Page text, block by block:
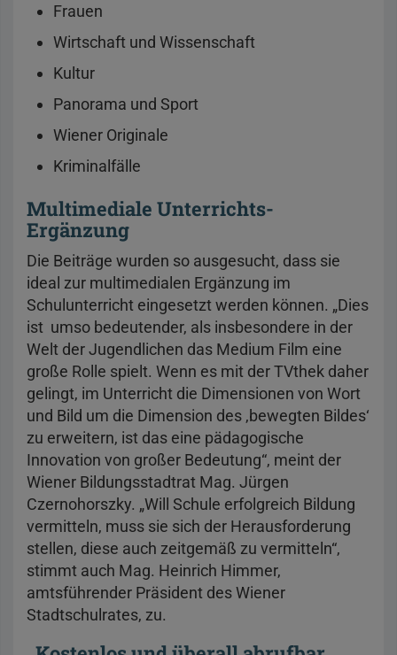
Frauen
Wirtschaft und Wissenschaft
Kultur
Panorama und Sport
Wiener Originale
Kriminalfälle
Multimediale Unterrichts-
Ergänzung
Die Beiträge wurden so ausgesucht, dass sie
ideal zur multimedialen Ergänzung im
Schulunterricht eingesetzt werden können. „Dies
ist umso bedeutender, als insbesondere in der
Welt der Jugendlichen das Medium Film eine
große Rolle spielt. Wenn es mit der TVthek daher
gelingt, im Unterricht die Dimensionen von Wort
und Bild um die Dimension des ‚bewegten Bildes‘
zu erweitern, ist das eine pädagogische
Innovation von großer Bedeutung“, meint der
Wiener Bildungsstadtrat Mag. Jürgen
Czernohorszky. „Will Schule erfolgreich Bildung
vermitteln, muss sie sich der Herausforderung
stellen, diese auch zeitgemäß zu vermitteln“,
stimmt auch Mag. Heinrich Himmer,
amtsführender Präsident des Wiener
Stadtschulrates, zu.